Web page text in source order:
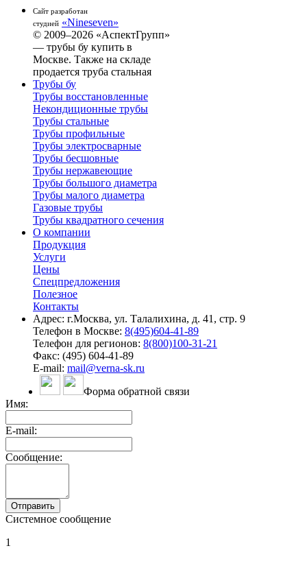
Сайт разработан
студией «Nineseven»
© 2009–2026 «АспектГрупп»
— трубы бу купить в
Москве. Также на складе
продается труба стальная
Трубы бу
Трубы восстановленные
Некондиционные трубы
Трубы стальные
Трубы профильные
Трубы электросварные
Трубы бесшовные
Трубы нержавеющие
Трубы большого диаметра
Трубы малого диаметра
Газовые трубы
Трубы квадратного сечения
О компании
Продукция
Услуги
Цены
Спецпредложения
Полезное
Контакты
Адрес: г.Москва, ул. Талалихина, д. 41, стр. 9
Телефон в Москве: 8(495)604-41-89
Телефон для регионов: 8(800)100-31-21
Факс: (495) 604-41-89
E-mail: mail@verna-sk.ru
Форма обратной связи
Имя:
E-mail:
Сообщение:
Системное сообщение
1